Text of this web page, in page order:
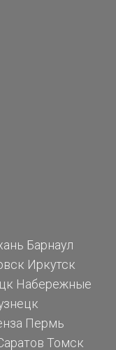
Барнаул
Иркутск
Набережные
Пермь
Томск